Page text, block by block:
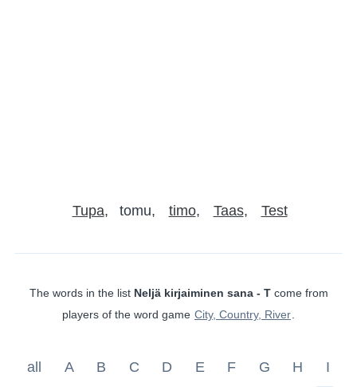
Tupa tomu timo Taas Test
The words in the list Neljä kirjaiminen sana - Tcome from
players of the word game City, Country, River
all A B C D E F G H I